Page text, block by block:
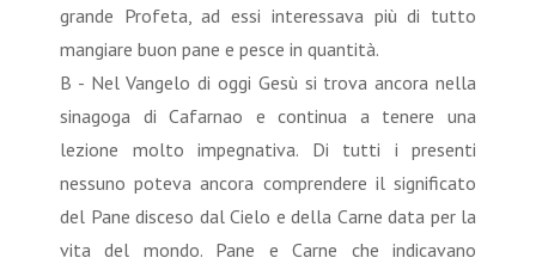
grande Profeta, ad essi interessava più di tutto
mangiare buon pane e pesce in quantità.
B - Nel Vangelo di oggi Gesù si trova ancora nella
sinagoga di Cafarnao e continua a tenere una
lezione molto impegnativa. Di tutti i presenti
nessuno poteva ancora comprendere il significato
del Pane disceso dal Cielo e della Carne data per la
vita del mondo. Pane e Carne che indicavano